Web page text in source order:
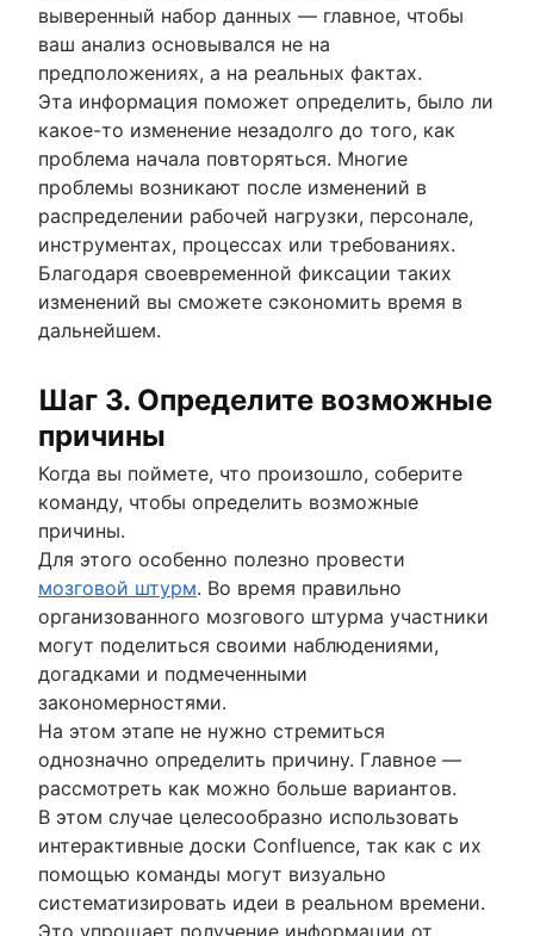
выверенный набор данных — главное, чтобы
ваш анализ основывался не на
предположениях, а на реальных фактах.
Эта информация поможет определить, было ли
какое-то изменение незадолго до того, как
проблема начала повторяться. Многие
проблемы возникают после изменений в
распределении рабочей нагрузки, персонале,
инструментах, процессах или требованиях.
Благодаря своевременной фиксации таких
изменений вы сможете сэкономить время в
дальнейшем.
Шаг 3. Определите возможные
причины
Когда вы поймете, что произошло, соберите
команду, чтобы определить возможные
причины.
Для этого особенно полезно провести
мозговой штурм. Во время правильно
организованного мозгового штурма участники
могут поделиться своими наблюдениями,
догадками и подмеченными
закономерностями.
На этом этапе не нужно стремиться
однозначно определить причину. Главное —
рассмотреть как можно больше вариантов.
В этом случае целесообразно использовать
интерактивные доски Confluence, так как с их
помощью команды могут визуально
систематизировать идеи в реальном времени.
Это упрощает получение информации от